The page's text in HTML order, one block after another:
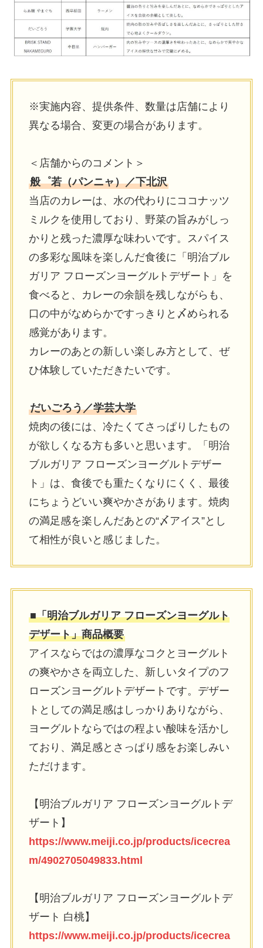
※実施内容、提供条件、数量は店舗により
異なる場合、変更の場合があります。
＜店舗からのコメント＞
般゜若（パンニャ）／下北沢
当店のカレーは、⽔の代わりにココナッツ
ミルクを使⽤しており、野菜の旨みがしっ
かりと残った濃厚な味わいです。スパイス
の多彩な⾵味を楽しんだ⾷後に「明治ブル
ガリア フローズンヨーグルトデザート」を
⾷べると、カレーの余韻を残しながらも、
⼝の中がなめらかですっきりと〆められる
感覚があります。
カレーのあとの新しい楽しみ⽅として、ぜ
ひ体験していただきたいです。
だいごろう／学芸⼤学
焼⾁の後には、冷たくてさっぱりしたもの
が欲しくなる⽅も多いと思います。「明治
ブルガリア フローズンヨーグルトデザー
ト」は、⾷後でも重たくなりにくく、最後
にちょうどいい爽やかさがあります。焼⾁
の満⾜感を楽しんだあとの“〆アイス”とし
て相性が良いと感じました。
■「明治ブルガリア フローズンヨーグルト
デザート」商品概要
アイスならではの濃厚なコクとヨーグルト
の爽やかさを両⽴した、新しいタイプのフ
ローズンヨーグルトデザートです。デザー
トとしての満⾜感はしっかりありながら、
ヨーグルトならではの程よい酸味を活かし
ており、満⾜感とさっぱり感をお楽しみい
ただけます。
【明治ブルガリア フローズンヨーグルトデ
ザート】
https://www.meiji.co.jp/products/icecrea
m/4902705049833.html
【明治ブルガリア フローズンヨーグルトデ
ザート ⽩桃】
https://www.meiji.co.jp/products/icecrea